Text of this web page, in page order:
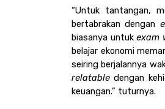
“Untuk tantangan,
bertabrakan dengan
biasanya untuk exam
belajar ekonomi
relatable dengan
keuangan.” tuturnya.